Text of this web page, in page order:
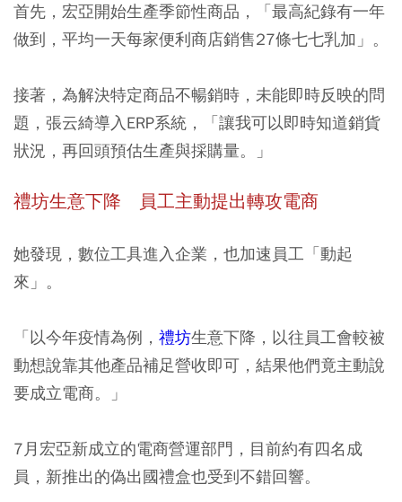
首先，宏亞開始生產季節性商品，「最高紀錄有一年
做到， 平均一天每家便利商店銷售27條七七乳加 」。
接著，為解決特定商品不暢銷時，未能即時反映的問
題，張云綺導入ERP系統，「讓我可以即時知道銷貨
狀況，再回頭預估生產與採購量。」
禮坊生意下降 員工主動提出轉攻電商
她發現，數位工具進入企業，也加速員工「動起
來」。
「以今年疫情為例， 禮坊生意下降，以往員工會較被
動想說靠其他產品補足營收即可，結果他們竟主動說
要成立電商。」
7月宏亞新成立的電商營運部門，目前約有四名成
員，新推出的偽出國禮盒也受到不錯回響。